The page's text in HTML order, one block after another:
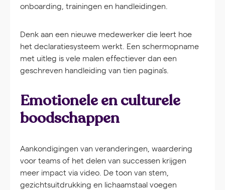
onboarding, trainingen en handleidingen.
Denk aan een nieuwe medewerker die leert hoe
het declaratiesysteem werkt. Een schermopname
met uitleg is vele malen effectiever dan een
geschreven handleiding van tien pagina’s.
Emotionele en culturele
boodschappen
Aankondigingen van veranderingen, waardering
voor teams of het delen van successen krijgen
meer impact via video. De toon van stem,
gezichtsuitdrukking en lichaamstaal voegen